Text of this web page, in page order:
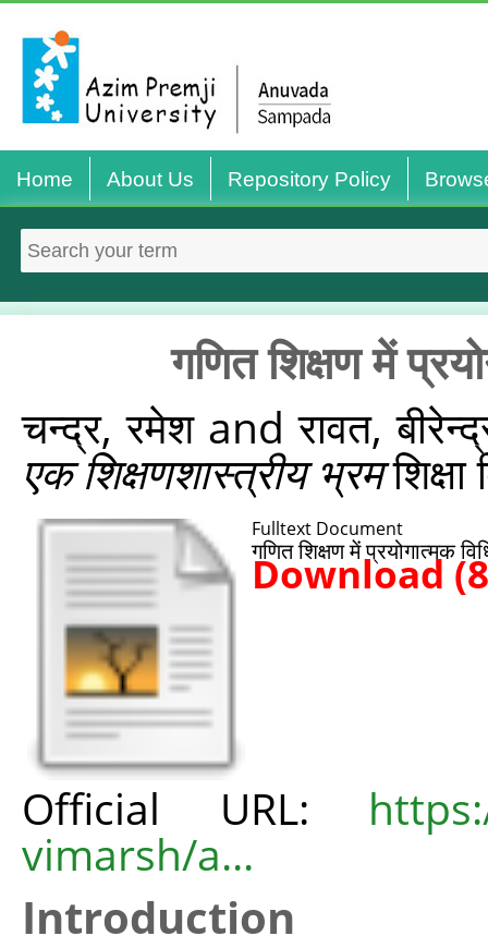
Home About Us Repository Policy
गणित शिक्षण में
चन्द्र, रमेशandरावत,
एक शिक्षणशास्त्रीय भ्रम
Fulltext Document
गणित शिक्षण में प्रयोगात्मक
Download
Official URL:
vimarsh/a...
Introduction